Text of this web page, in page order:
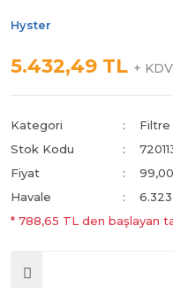
Hyster
5.432,49 TL + KDV
Kategori
Filtre
Stok Kodu
Fiyat
Havale
* 788,65 TL den başlayan